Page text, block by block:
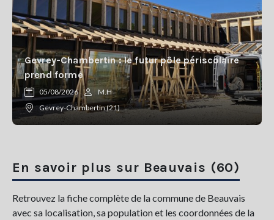
Gevrey-Chambertin : le futur pôle périscolaire
prend forme
05/08/2026
M.H
Gevrey-Chambertin (21)
En savoir plus sur Beauvais (60)
Retrouvez la fiche complète de la commune de Beauvais
avec sa localisation, sa population et les coordonnées de la